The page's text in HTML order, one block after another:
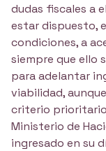
dudas fiscales a
estar dispuesto,
condiciones, a
siempre que ello
para adelantar
viabilidad,
criterio
Ministerio de
ingresado en su